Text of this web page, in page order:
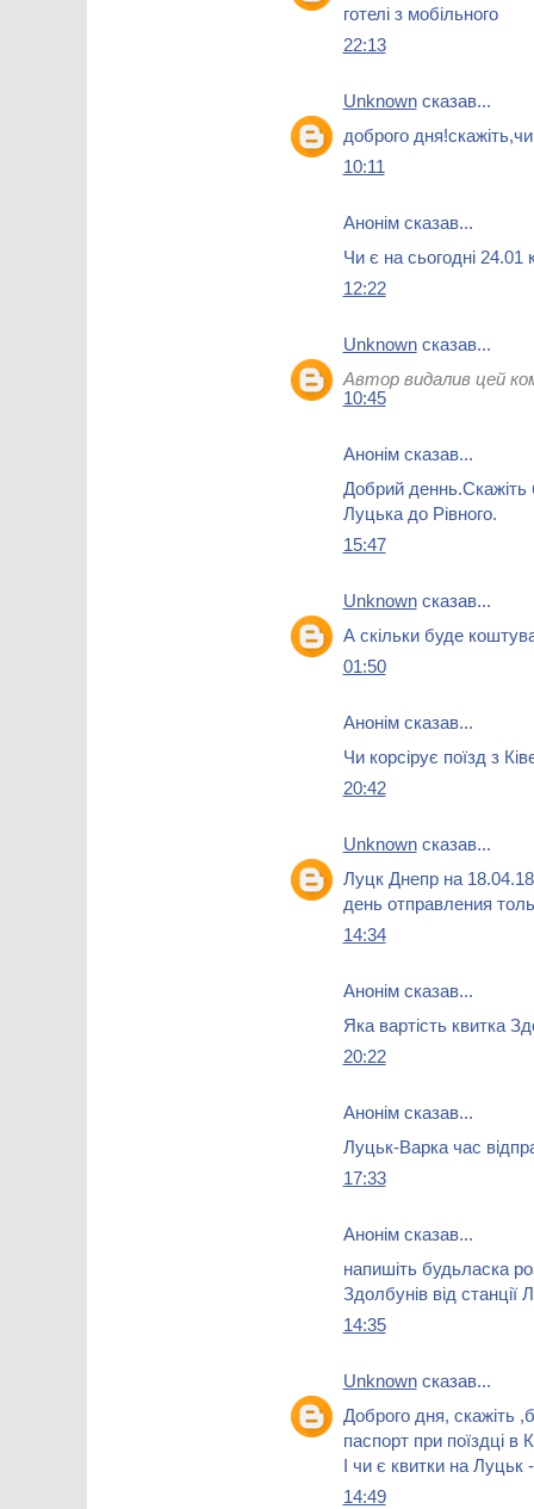
готелі з мобільного
22:13
Unknownсказав...
доброго
10:11
Анонім сказав...
Чи є на сьогодні 24.01
12:22
Unknownсказав...
Автор видалив цей
10:45
Анонім сказав...
Добрий деннь.Скажіть
Луцька до Рівного.
15:47
Unknownсказав...
А скільки буде
01:50
Анонім сказав...
Чи корсірує поїзд з
20:42
Unknownсказав...
Луцк Днепр на
день отправления
14:34
Анонім сказав...
Яка вартість квитка
20:22
Анонім сказав...
Луцьк-Варка час
17:33
Анонім сказав...
напишіть будьласка
Здолбунів від станції
14:35
Unknownсказав...
Доброго дня, скажіть
паспорт при поїздці в
І чи є квитки на Луцьк
14:49